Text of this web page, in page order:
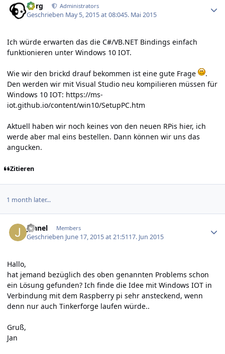
borg Administrators
Geschrieben May 5, 2015 at 08:045. Mai 2015
Ich würde erwarten das die C#/VB.NET Bindings einfach
funktionieren unter Windows 10 IOT.
Wie wir den brickd drauf bekommen ist eine gute Frage
.
Den werden wir mit Visual Studio neu kompilieren müssen für
Windows 10 IOT: https://ms-
iot.github.io/content/win10/SetupPC.htm
Aktuell haben wir noch keines von den neuen RPis hier, ich
werde aber mal eins bestellen. Dann können wir uns das
angucken.
Zitieren
1 month later...
jannel Members
Geschrieben June 17, 2015 at 21:5117. Jun 2015
Hallo,
hat jemand bezüglich des oben genannten Problems schon
ein Lösung gefunden? Ich finde die Idee mit Windows IOT in
Verbindung mit dem Raspberry pi sehr ansteckend, wenn
denn nur auch Tinkerforge laufen würde..
Gruß,
Jan